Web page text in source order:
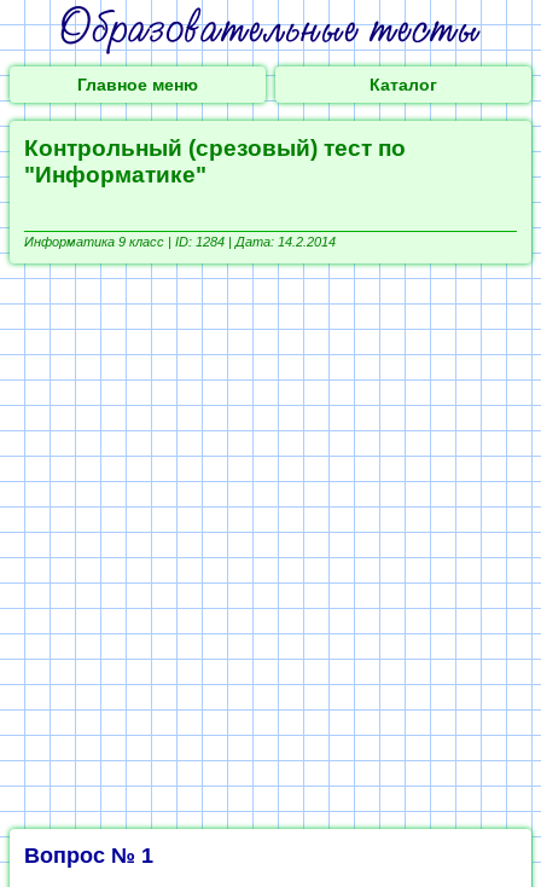
Главное меню Каталог
Контрольный (срезовый) тест по
"Информатике"
Информатика 9 класс | ID: 1284 | Дата: 14.2.2014
Вопрос № 1